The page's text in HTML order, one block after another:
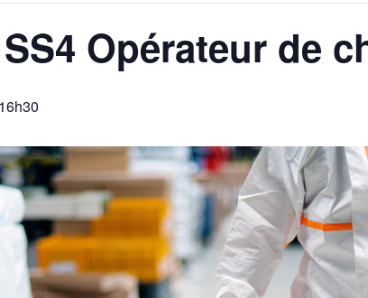
Opérateur de
16h30